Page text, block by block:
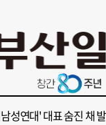
내주 중국 상륙…'불가마 더위'
성연대' 대표 숨진 채 발
고 가짜 청첩장 뿌린 초등 교